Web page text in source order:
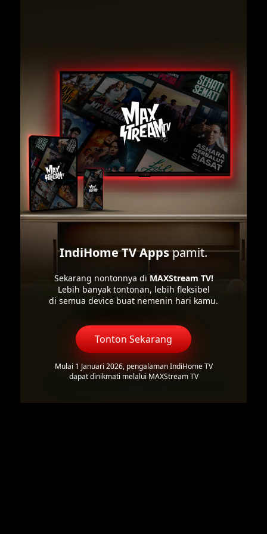
IndiHome TV Appspamit.
Sekarang nontonnya di MAXStream TV!
Lebih banyak tontonan, lebih fleksibel
di semua device buat nemenin hari kamu.
Tonton Sekarang
Mulai 1 Januari 2026, pengalaman IndiHome TV
dapat dinikmati melalui MAXStream TV